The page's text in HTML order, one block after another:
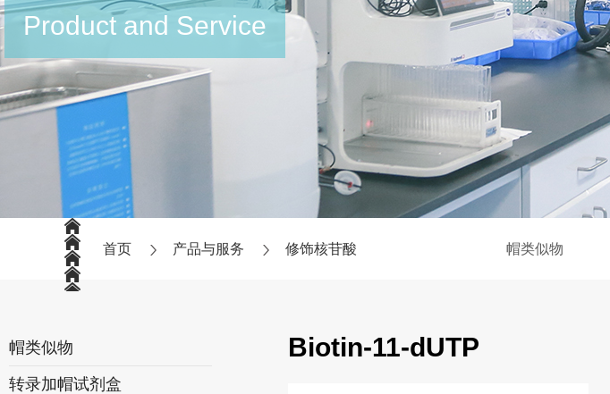
Product and Service
首页 产品与服务 修饰核苷酸 帽类似物
帽类似物
转录加帽试剂盒
Biotin-11-dUTP